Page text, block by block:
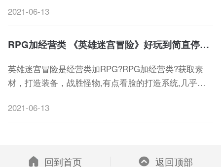
狂。贪刀和胡乱施放技能有可能直接被一套带走。
2021-06-13
RPG加经营类 《英雄迷宫冒险》好玩到简直停不下来
英雄迷宫冒险是经营类加RPG?RPG加经营类?获取素
材，打造装备，战胜怪物,有点看脸的打造系统,几乎无
2021-06-13
回到首页 返回顶部